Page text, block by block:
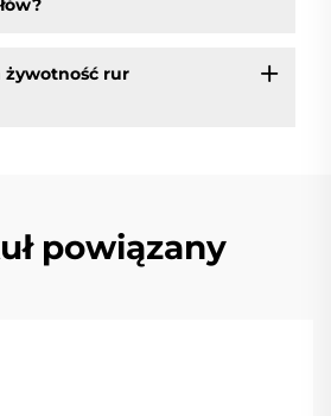
żywotność rur
powiązany